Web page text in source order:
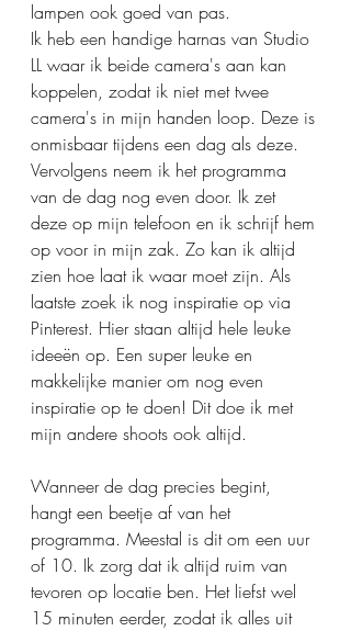
lampen ook goed van pas.
Ik heb een handige harnas van Studio
LL waar ik beide camera's aan kan
koppelen, zodat ik niet met twee
camera's in mijn handen loop. Deze is
onmisbaar tijdens een dag als deze.
Vervolgens neem ik het programma
van de dag nog even door. Ik zet
deze op mijn telefoon en ik schrijf hem
op voor in mijn zak. Zo kan ik altijd
zien hoe laat ik waar moet zijn. Als
laatste zoek ik nog inspiratie op via
Pinterest. Hier staan altijd hele leuke
ideeën op. Een super leuke en
makkelijke manier om nog even
inspiratie op te doen! Dit doe ik met
mijn andere shoots ook altijd.
Wanneer de dag precies begint,
hangt een beetje af van het
programma. Meestal is dit om een uur
of 10. Ik zorg dat ik altijd ruim van
tevoren op locatie ben. Het liefst wel
15 minuten eerder, zodat ik alles uit